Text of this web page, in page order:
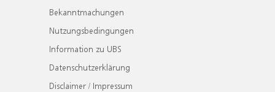
Bekanntmachungen
Nutzungsbedingungen
Information zu UBS
Datenschutzerklärung
Disclaimer / Impressum